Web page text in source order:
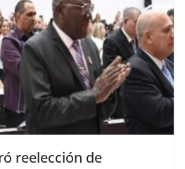
reelección de